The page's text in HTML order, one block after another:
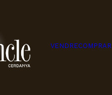
VENDRECOMPRAR